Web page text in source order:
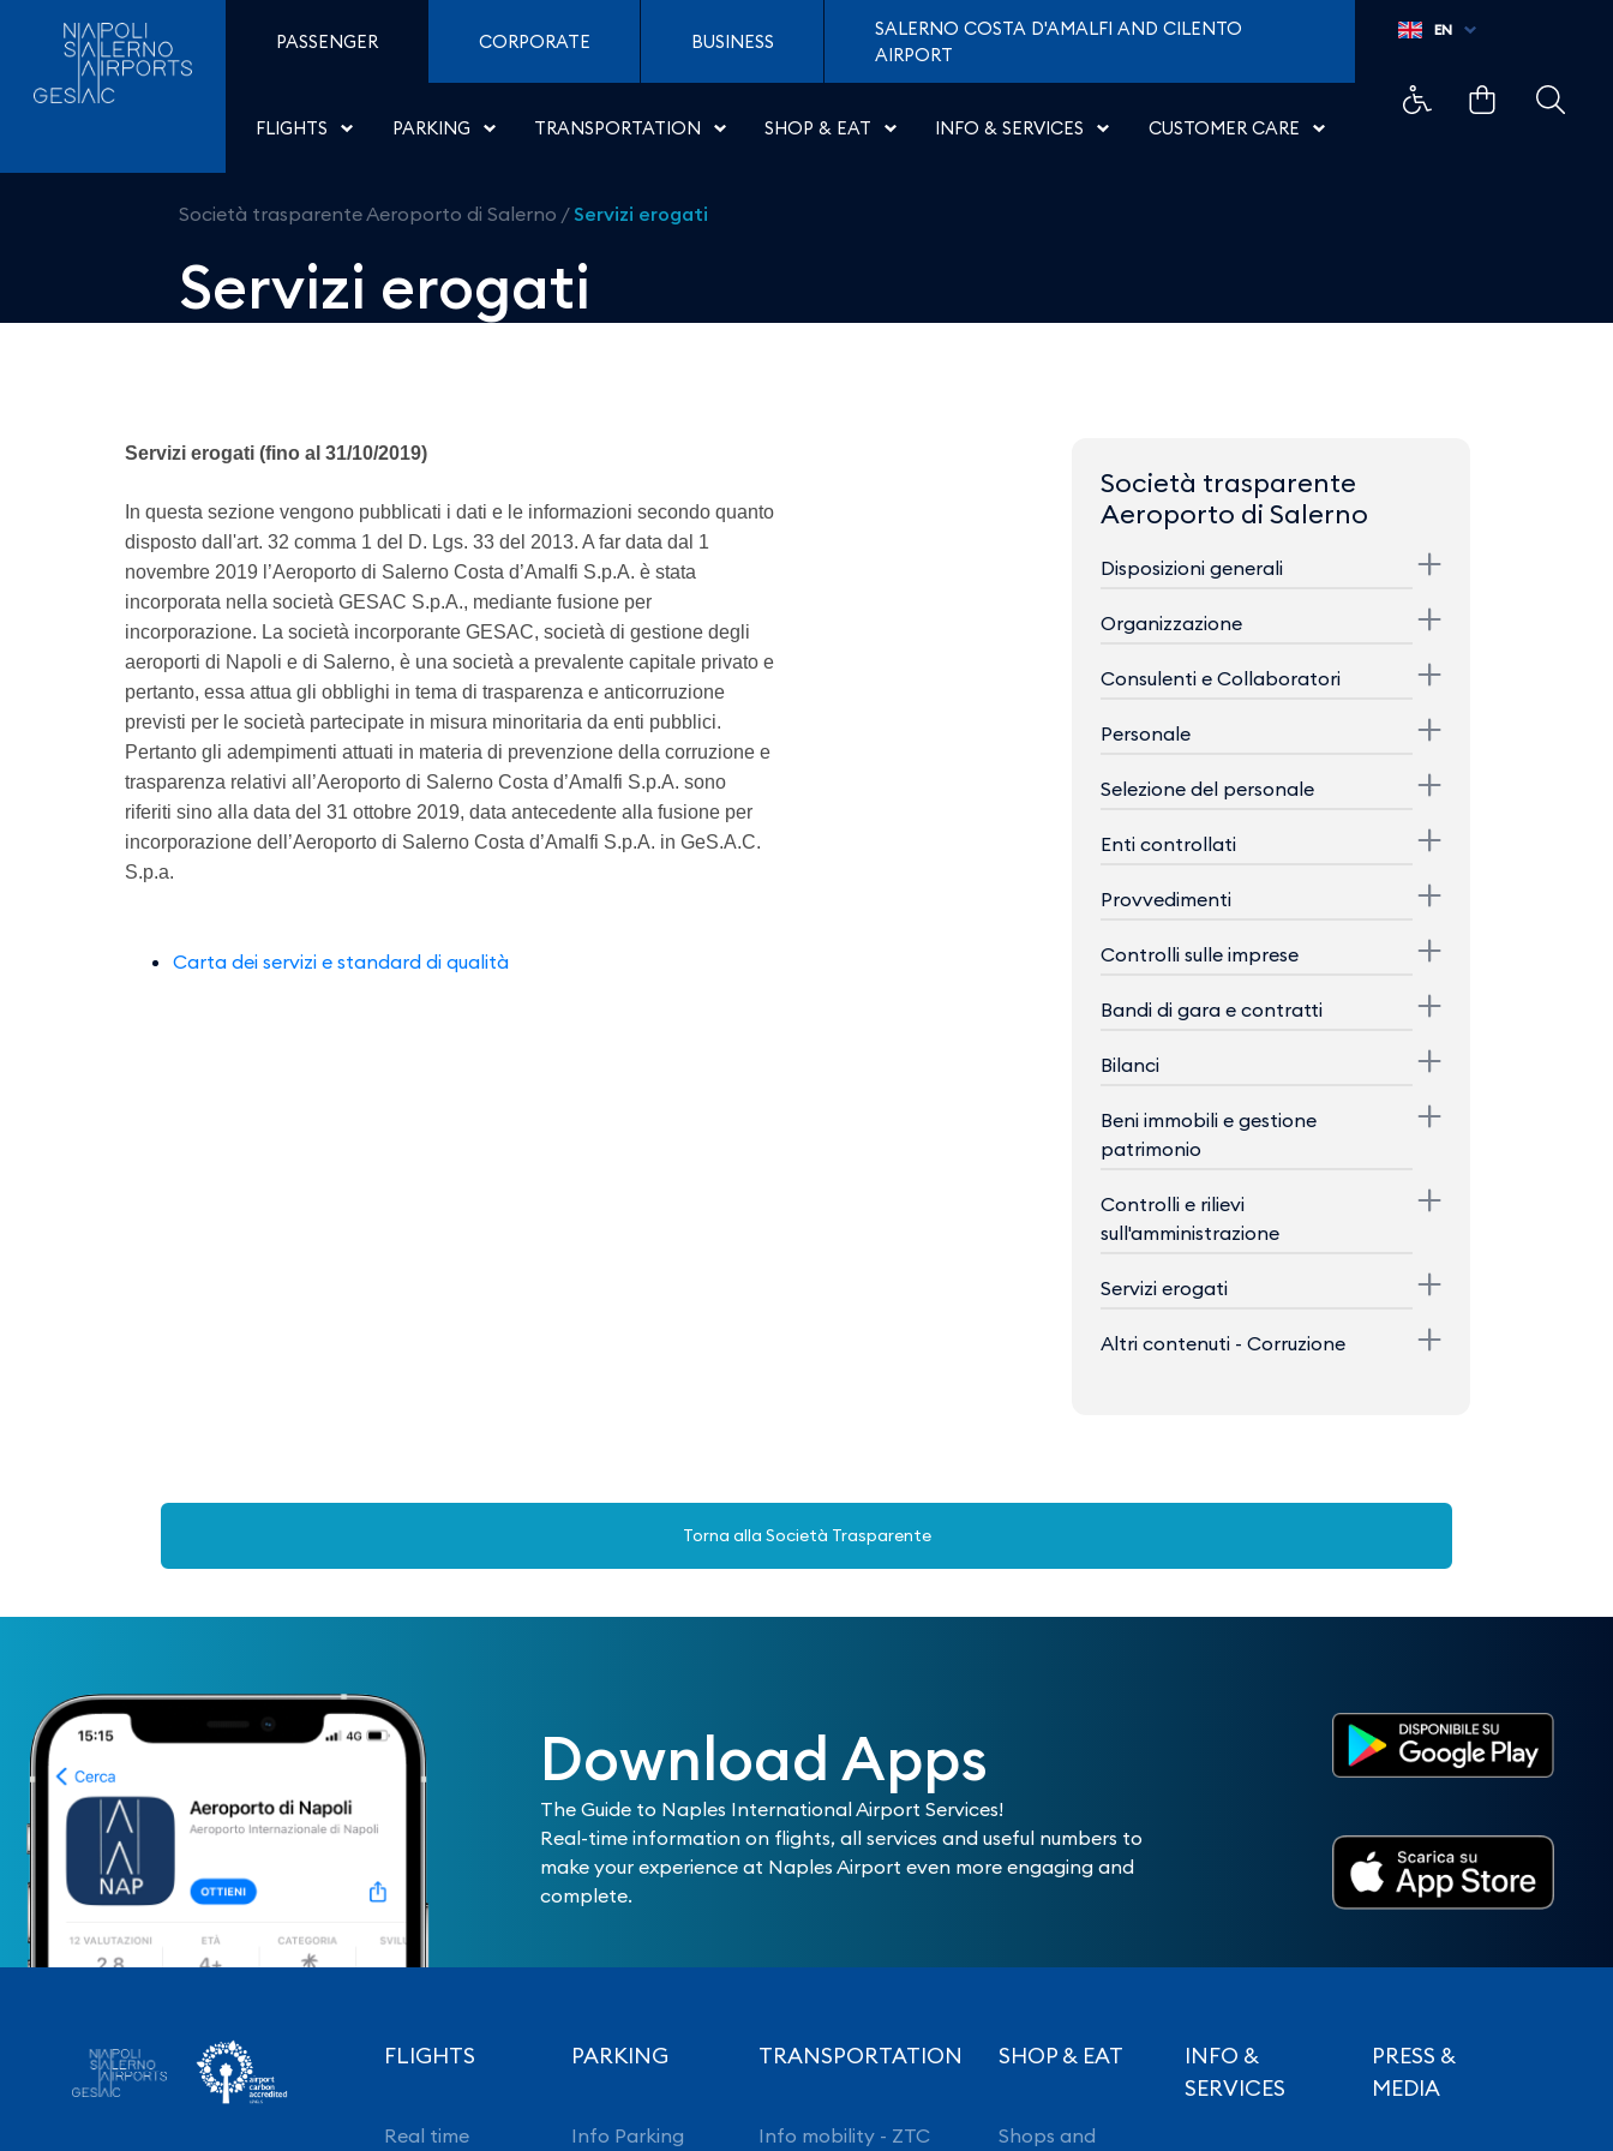
Skip to Content
Servizi erogati - Aeroporti di Napoli
PASSENGER CORPORATE BUSINESS
SALERNO COSTA D'AMALFI AND CILENTO
AIRPORT
FLIGHTS PARKING TRANSPORTATION SHOP & EAT INFO & SERVICES CUSTOMER CARE
EN
Società trasparente Aeroporto di Salerno / Servizi erogati
Servizi erogati
Servizi erogati (fino al 31/10/2019)
In questa sezione vengono pubblicati i dati e le informazioni secondo quanto
disposto dall'art. 32 comma 1 del D. Lgs. 33 del 2013. A far data dal 1
novembre 2019 l’Aeroporto di Salerno Costa d’Amalfi S.p.A. è stata
incorporata nella società GESAC S.p.A., mediante fusione per
incorporazione. La società incorporante GESAC, società di gestione degli
aeroporti di Napoli e di Salerno, è una società a prevalente capitale privato e
pertanto, essa attua gli obblighi in tema di trasparenza e anticorruzione
previsti per le società partecipate in misura minoritaria da enti pubblici.
Pertanto gli adempimenti attuati in materia di prevenzione della corruzione e
trasparenza relativi all’Aeroporto di Salerno Costa d’Amalfi S.p.A. sono
riferiti sino alla data del 31 ottobre 2019, data antecedente alla fusione per
incorporazione dell’Aeroporto di Salerno Costa d’Amalfi S.p.A. in GeS.A.C.
S.p.a.
Carta dei servizi e standard di qualità
Società trasparente
Aeroporto di Salerno
Disposizioni generali
Organizzazione
Consulenti e Collaboratori
Personale
Selezione del personale
Enti controllati
Provvedimenti
Controlli sulle imprese
Bandi di gara e contratti
Bilanci
Beni immobili e gestione
patrimonio
Controlli e rilievi
sull'amministrazione
Servizi erogati
Altri contenuti - Corruzione
Torna alla Società Trasparente
Download Apps
The Guide to Naples International Airport Services!
Real-time information on flights, all services and useful numbers to
make your experience at Naples Airport even more engaging and
complete.
FLIGHTS
Real time
PARKING
Info Parking
TRANSPORTATION
Info mobility - ZTC
SHOP & EAT
Shops and
INFO &
SERVICES
PRESS &
MEDIA